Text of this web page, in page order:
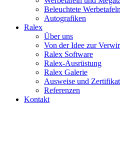
Beleuchtete Werbetafeln
Autografiken
Ralex
Über uns
Von der Idee zur
Ralex Software
Ralex-Ausrüstung
Ralex Galerie
Ausweise und
Referenzen
Kontakt